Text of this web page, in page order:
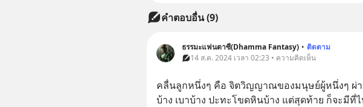
คำตอบอื่น(9)
ธรรมะแฟนตาซี(Dhamma Fantasy) • ติดตาม
14 ส.ค. 2024 เวลา 02:23 • ความคิดเห็น
คลื่นลูกหนึ่งๆ คือ จิตวิญญาณของมนุษย์ผู้หนึ่งๆ ผ่
บ้าง เบาบ้าง ปะทะโขดหินบ้าง แต่สุดท้าย ก็จะมีที่ไ